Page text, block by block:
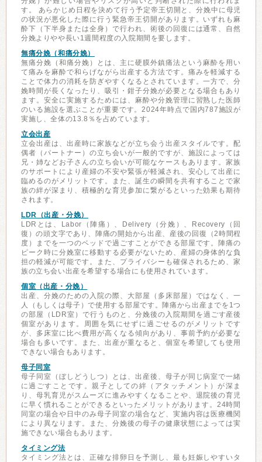
す。 あらかじめ日程を決めて行う予定帝王切開と、分娩中に母児
の状況が悪化した際に行う緊急帝王切開があります。いずれも麻
酔下（下半身または全身）で行われ、術後の回復には通常、自然
分娩よりやや長い1週間程度の入院期間を要します。
無痛分娩（和痛分娩）
無痛分娩（和痛分娩）とは、主に硬膜外鎮痛法という麻酔を用い
て痛みを麻酔で和らげながら出産する方法です。痛みを軽減する
ことで体力の消耗を防ぎやすくなるとされています。一方で、分
娩時間が長くなったり、吸引・鉗子分娩が必要となる場合もあり
ます。安全に実施するためには、麻酔や分娩管理に習熟した医師
のいる施設を選ぶことが重要です。2024年時点で国内787施設が
実施し、全体の13.8％を占めています。
立会出産
立会出産は、出産時に家族などが立ち会う出産スタイルです。配
偶者（パートナー）の立ち会いが一般的ですが、施設によっては
兄・姉などお子さんの立ち会いが可能なケースもあります。家族
のサポートにより産婦の不安や緊張が軽減され、安心して出産に
臨めるのがメリットです。また、誕生の瞬間を共有することで家
族の絆が深まり、積極的な育児参加に繋がるといった効果も期待
されます。
LDR（出産・分娩）
LDRとは、Labor（陣痛）、Delivery（分娩）、Recovery（回
復）の頭文字であり、陣痛の開始から出産、産後の回復（2時間程
度）までを一つのベッドで過ごすことができる部屋です。陣痛の
ピーク時に分娩室に移動する必要がないため、産婦の身体的な負
担の軽減が可能です。また、プライバシーも確保されるため、家
族の立ち会い出産を希望する場合にも使用されています。
個室（出産・分娩）
出産、分娩のための入院の際、大部屋（多床部屋）ではなく、一
人（もしくは母子）で使用する部屋です。陣痛から出産までを1つ
の部屋（LDR室）で行うものと、分娩後の入院期間を過ごす産後
個室があります。周囲を気にせずに過ごせるのがメリットです
が、多床室に比べ費用が高くなる傾向があり、事前予約が必要な
場合も多いです。また、出産が重なると、個室を希望しても使用
できない場合もあります。
母子同室
母子同室（ぼしどうしつ）とは、出産後、母子が同じ病室で一緒
に過ごすことです。親子としての絆（アタッチメント）が深ま
り、母乳育児がスムーズに進みやすくなることや、退院後の育児
に早く慣れることができるといったメリットがあります。24時間
同室の場合や日中のみ母子同室の場合など、実施内容は医療機関
により異なります。また、分娩後の母子の健康状態によっては実
施できない場合もあります。
タイミング法
タイミング法とは、正確な排卵日を予測し、最も妊娠しやすいタ